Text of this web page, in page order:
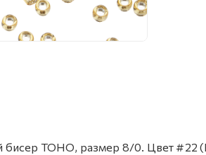
бисер TOHO, размер 8/0. Цвет #22